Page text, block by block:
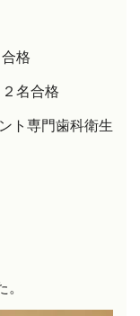
格
名合格
ト専門歯科衛生